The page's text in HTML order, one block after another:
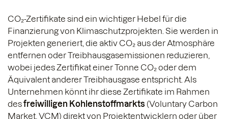
CO₂-Zertifikate sind ein wichtiger Hebel für die
Finanzierung von Klimaschutzprojekten. Sie werden in
Projekten generiert, die aktiv CO₂ aus der Atmosphäre
entfernen oder Treibhausgasemissionen reduzieren,
wobei jedes Zertifikat einer Tonne CO₂ oder dem
Äquivalent anderer Treibhausgase entspricht. Als
Unternehmen könnt ihr diese Zertifikate im Rahmen
desfreiwilligen Kohlenstoffmarkts (Voluntary Carbon
Market, VCM) direkt von Projektentwicklern oder über